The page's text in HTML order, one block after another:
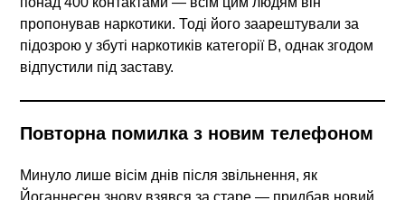
пропонував наркотики. Тоді його заарештували за
підозрою у збуті наркотиків категорії B, однак згодом
відпустили під заставу.
Повторна помилка з новим телефоном
Минуло лише вісім днів після звільнення, як
Йоганнесен знову взявся за старе — придбав новий